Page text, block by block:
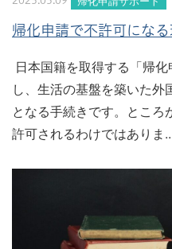
帰化申請で不許可にな
日本国籍を取得する「帰
し、生活の基盤を築いた外
となる手続きです。とこ
許可されるわけではありま